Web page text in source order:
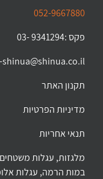
052-9667880
פקס :9341294 -03
shinua@shinua.co.il
תקנון האתר
מדיניות הפרטיות
תנאי אחריות
מלגזות, עגלות
במות הרמה, עגלות